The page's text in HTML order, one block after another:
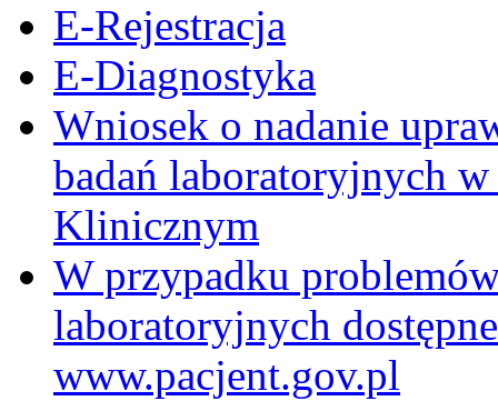
E-Rejestracja
E-Diagnostyka
Wniosek o nadanie
badań laboratoryjnych
Klinicznym
W przypadku
laboratoryjnych
www.pacjent.gov.pl